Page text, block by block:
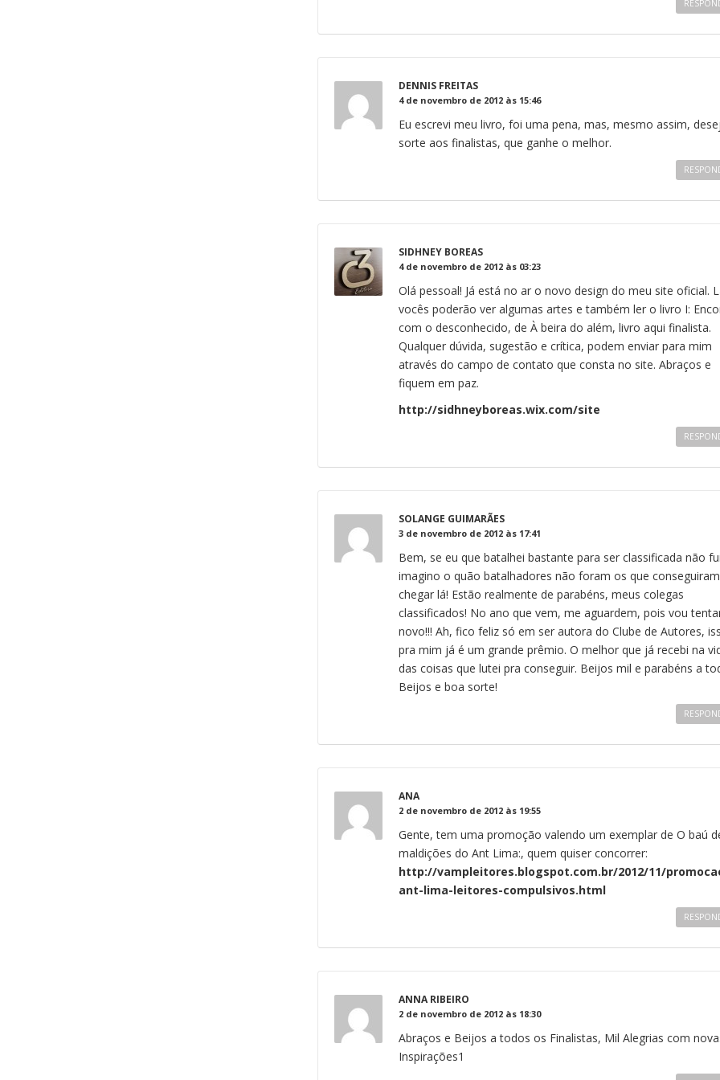
DENNIS FREITAS
4 de novembro de 2012 às 15:46
Eu escrevi meu livro, foi uma pena, mas, mesmo assim,
sorte aos finalistas, que ganhe o melhor.
SIDHNEY BOREAS
4 de novembro de 2012 às 03:23
Olá pessoal! Já está no ar o novo design do meu site oficial.
vocês poderão ver algumas artes e também ler o livro I:
com o desconhecido, de À beira do além, livro aqui finalista.
Qualquer dúvida, sugestão e crítica, podem enviar para mim
através do campo de contato que consta no site. Abraços e
fiquem em paz.
http://sidhneyboreas.wix.com/site
SOLANGE GUIMARÃES
3 de novembro de 2012 às 17:41
Bem, se eu que batalhei bastante para ser classificada não
imagino o quão batalhadores não foram os que conseguiram
chegar lá! Estão realmente de parabéns, meus colegas
classificados! No ano que vem, me aguardem, pois vou
novo!!! Ah, fico feliz só em ser autora do Clube de Autores,
pra mim já é um grande prêmio. O melhor que já recebi na
das coisas que lutei pra conseguir. Beijos mil e parabéns a
Beijos e boa sorte!
ANA
2 de novembro de 2012 às 19:55
Gente, tem uma promoção valendo um exemplar de O baú
maldições do Ant Lima:, quem quiser concorrer:
http://vampleitores.blogspot.com.br/2012/11/
ant-lima-leitores-compulsivos.html
ANNA RIBEIRO
2 de novembro de 2012 às 18:30
Abraços e Beijos a todos os Finalistas, Mil Alegrias com
Inspirações1